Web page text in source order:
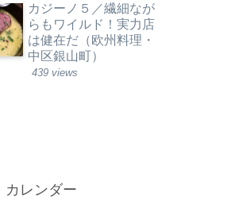
カジーノ５／繊細なが
らもワイルド！実力店
は健在だ（欧州料理・
中区銀山町）
439 views
カレンダー